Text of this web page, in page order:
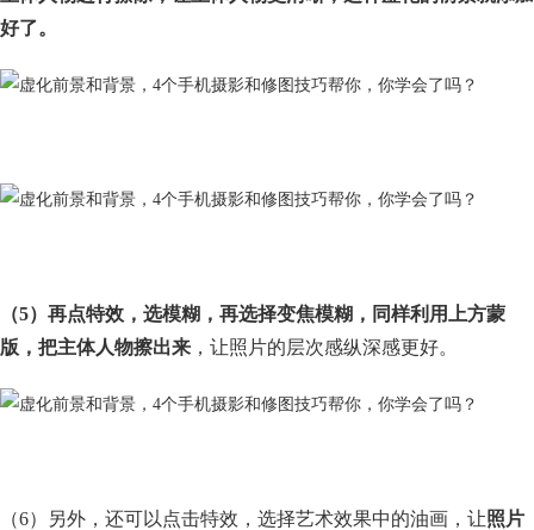
好了。
（5）再点特效，选模糊，再选择变焦模糊，同样利用上方蒙
版，把主体人物擦出来 ，让照片的层次感纵深感更好。
（6）另外，还可以点击特效，选择艺术效果中的油画，让照片